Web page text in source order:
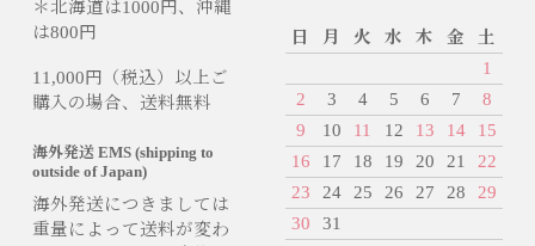
＊北海道は1000円、沖縄
は800円
11,000円（税込）以上ご
購入の場合、送料無料
海外発送 EMS (shipping to
outside of Japan)
海外発送につきましては
重量によって送料が変わ
日 月 火 水 木 金
土
1
2
3 4 5 6 7
8
9
10 11 12 13 14
15
16
17 18 19 20 21
22
23
24 25 26 27 28
29
30
31